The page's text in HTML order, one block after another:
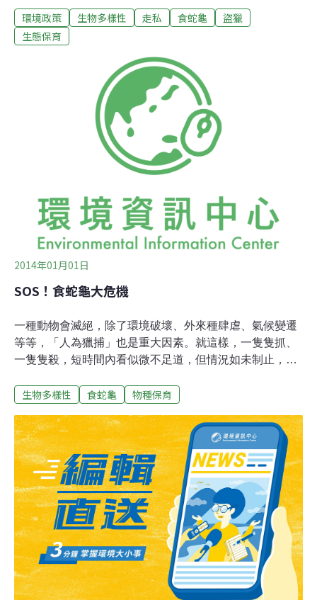
水，這是台灣原生龜最漫長的黑夜。食蛇龜走私，往年一
次是數百隻的規模，今年卻爆增到一次就上千隻，數量之
多，光是今年，攔截到的原生龜就有7000多隻，闖關成功
被運往中國的，不知有多少，顯示中國市場需求大增。其
實，食蛇龜與柴棺龜原本都是普遍分佈的物種，主要棲息
在低海拔森林，食蛇龜完全陸棲，柴棺龜則是半水棲，春
夏季節喜歡待在水塘，牠們長壽，但是繁殖速度慢，族群
恢復力差。牠們與森林的互動關係，目前還沒有充足的學
術研究，因為族群量少，研究不容易。如今，研究速度更
上嚴重盜獵，使牠們急速減少，成為台灣保育類動物
環境政策 生物多樣性 走私 食蛇龜
盜獵
生態保育
2014年01月01日
SOS！食蛇龜大危機
一種動物會滅絕，除了環境破壞、外來種肆虐、氣候變遷
等等，「人為獵捕」也是重大因素。就這樣，一隻隻抓、
一隻隻殺，短時間內看似微不足道，但情況如未制止，時
「天啊，人竟然有能力把動物抓光！？」是的，而且這樣
動物「一隻隻殺、殺到滅絕」的案例，如渡渡鳥、旅鴿(當
然這跟環境破壞也有關係)，台灣也曾發生過這樣的悲劇，
就是百年前遍佈西南部，且為台灣賺取大筆金錢的梅花
鹿。那些動物曾經被人們認為「多到噁心、取之不盡用之
不竭」，但最後卻絕種，從此消失。這恐怕是人們始料未
及的吧，但它就是發生了。現在呢？哪個悲劇正在上演？
這種動物在野外的死亡率很低，而且壽命很長，但是牠的
繁殖力不佳，一年只生1～2次，一次的產卵數很少超過3
顆；達性成熟的所需時間甚長，出生後，至少要過個7、8
年才有辦法繁殖。牠們對環境有一定的要求，並不
生物多樣性 食蛇龜 物種保育